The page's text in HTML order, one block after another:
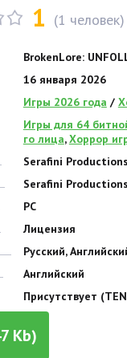
1 (1 человек)
BrokenLore:
16 января 2026
Игры 2026 года /
Игры для 64
го лица,Хоррор
Serafini Productions
Serafini
PC
Лицензия
Русский,
Английский
Присутствует
Kb)